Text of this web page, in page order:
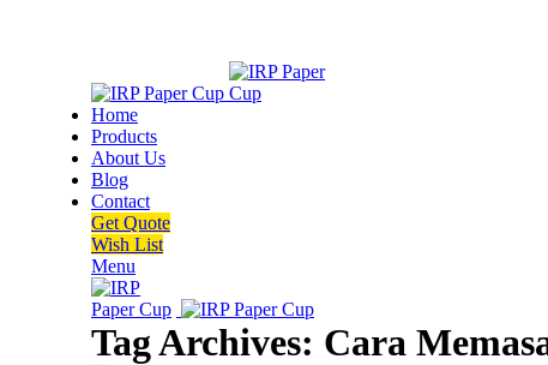
Home
Products
About Us
Blog
Contact
Get Quote
Wish List
Menu
Tag Archives: Cara